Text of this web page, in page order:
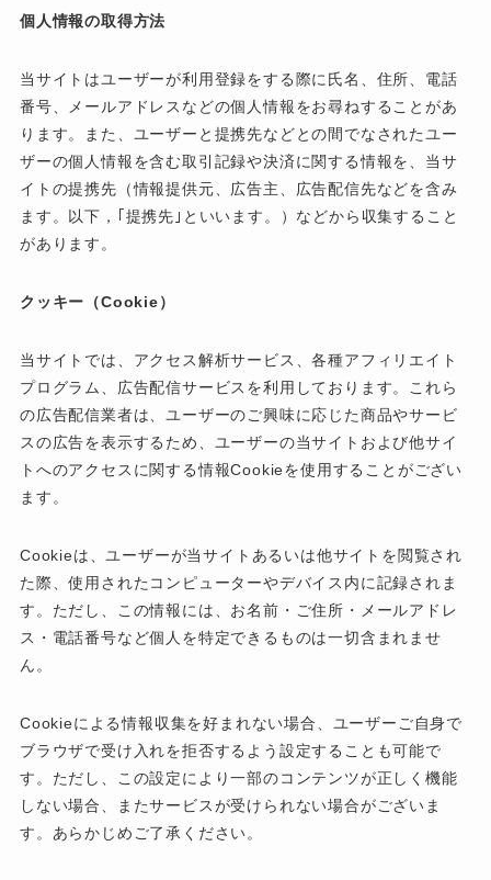
個人情報の取得方法
当サイトはユーザーが利用登録をする際に氏名、住所、電話
番号、メールアドレスなどの個人情報をお尋ねすることがあ
ります。また、ユーザーと提携先などとの間でなされたユー
ザーの個人情報を含む取引記録や決済に関する情報を、当サ
イトの提携先（情報提供元、広告主、広告配信先などを含み
ます。以下，｢提携先｣といいます。）などから収集すること
があります。
クッキー（Cookie）
当サイトでは、アクセス解析サービス、各種アフィリエイト
プログラム、広告配信サービスを利用しております。これら
の広告配信業者は、ユーザーのご興味に応じた商品やサービ
スの広告を表示するため、ユーザーの当サイトおよび他サイ
トへのアクセスに関する情報Cookieを使用することがござい
ます。
Cookieは、ユーザーが当サイトあるいは他サイトを閲覧され
た際、使用されたコンピューターやデバイス内に記録されま
す。ただし、この情報には、お名前・ご住所・メールアドレ
ス・電話番号など個人を特定できるものは一切含まれませ
ん。
Cookieによる情報収集を好まれない場合、ユーザーご自身で
ブラウザで受け入れを拒否するよう設定することも可能で
す。ただし、この設定により一部のコンテンツが正しく機能
しない場合、またサービスが受けられない場合がございま
す。あらかじめご了承ください。